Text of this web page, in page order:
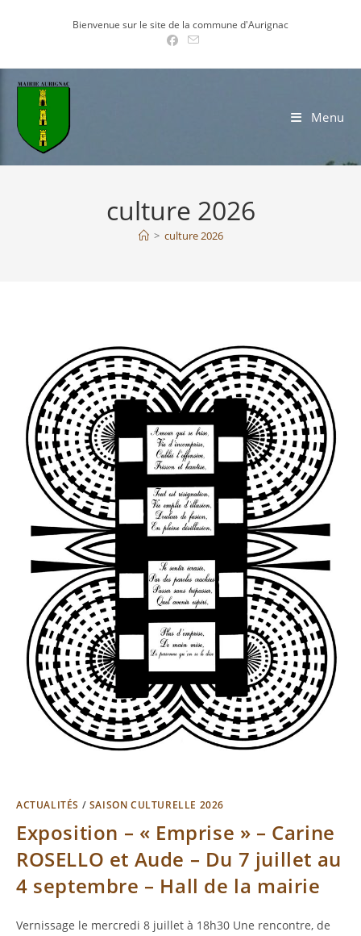
Bienvenue sur le site de la commune d'Aurignac
Menu
culture 2026
> culture 2026
ACTUALITÉS / SAISON CULTURELLE 2026
Exposition – « Emprise » – Carine
ROSELLO et Aude – Du 7 juillet au
4 septembre – Hall de la mairie
Vernissage le mercredi 8 juillet à 18h30 Une rencontre, de